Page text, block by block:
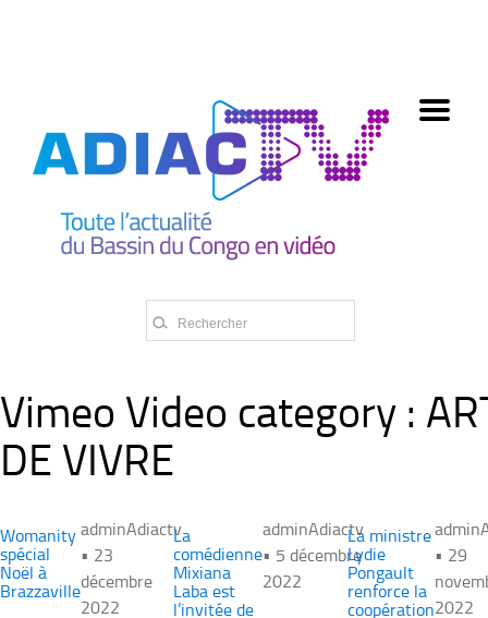
Vimeo Video category :
DE VIVRE
Womanity
spécial
Noël à
Brazzaville
adminAdiactv
• 23
décembre
2022
La
comédienne
Mixiana
Laba est
l’invitée de
adminAdiactv
• 5 décembre
2022
La ministre
Lydie
Pongault
renforce la
coopération
• 29
2022